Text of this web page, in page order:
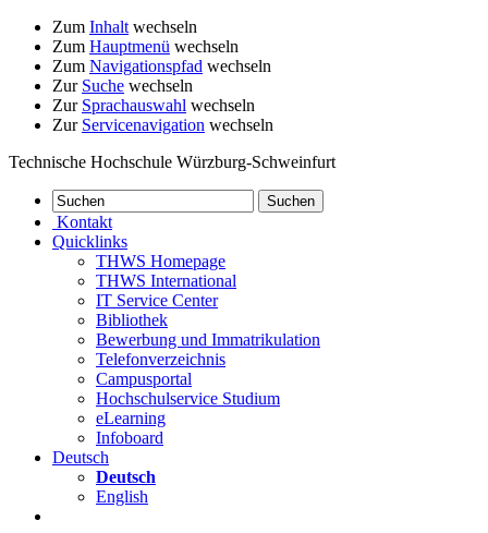
Zum Inhalt wechseln
Zum Hauptmenü wechseln
Zum Navigationspfad wechseln
Zur Suche wechseln
Zur Sprachauswahl wechseln
Zur Servicenavigation wechseln
Technische Hochschule Würzburg-Schweinfurt
Kontakt
Quicklinks
THWS Homepage
THWS International
IT Service Center
Bibliothek
Bewerbung und Immatrikulation
Telefonverzeichnis
Campusportal
Hochschulservice Studium
eLearning
Infoboard
Deutsch
Deutsch
English